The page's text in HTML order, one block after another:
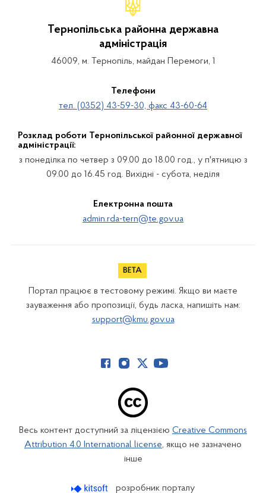
Тернопільська районна державна
адміністрація
46009, м. Тернопіль, майдан Перемоги, 1
Телефони
тел. (0352) 43-59-30, факс 43-60-64
Розклад роботи Тернопільської районної державної
адміністрації:
з понеділка по четвер з 09.00 до 18.00 год., у п'ятницю з
09.00 до 16.45 год. Вихідні - субота, неділя
Електронна пошта
admin.rda-tern@te.gov.ua
Портал працює в тестовому режимі. Якщо ви маєте
зауваження або пропозиції, будь ласка, напишіть нам:
support@kmu.gov.ua
Весь контент доступний за ліцензією Creative Commons
Attribution 4.0 International license, якщо не зазначено
інше
розробник порталу